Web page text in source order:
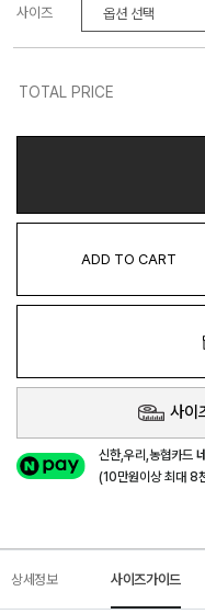
사이즈
TOTAL PRICE
ADD TO CART
사이
신한,우리,농협카드
(10만원이상 최대
상세정보 사이즈가이드